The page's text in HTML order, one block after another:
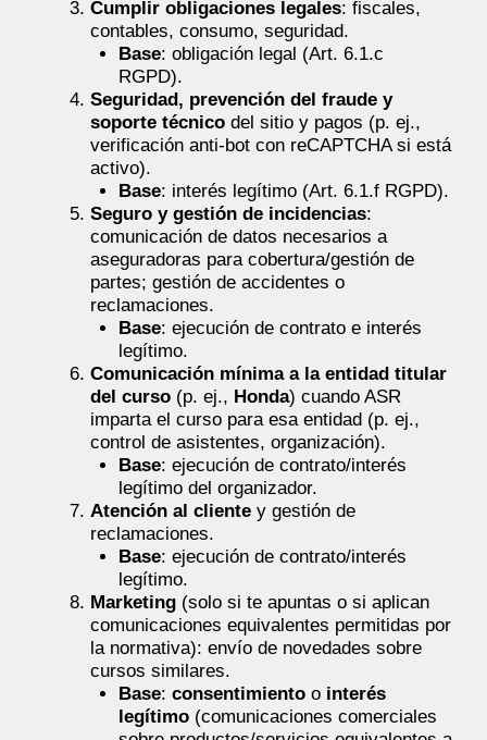
Cumplir obligaciones legales: fiscales,
contables, consumo, seguridad.
Base: obligación legal (Art. 6.1.c
RGPD).
Seguridad, prevención del fraude y
soporte técnico del sitio y pagos (p. ej.,
verificación anti-bot con reCAPTCHA si está
activo).
Base: interés legítimo (Art. 6.1.f RGPD).
Seguro y gestión de incidencias:
comunicación de datos necesarios a
aseguradoras para cobertura/gestión de
partes; gestión de accidentes o
reclamaciones.
Base: ejecución de contrato e interés
legítimo.
Comunicación mínima a la entidad titular
del curso (p. ej., Honda) cuando ASR
imparta el curso para esa entidad (p. ej.,
control de asistentes, organización).
Base: ejecución de contrato/interés
legítimo del organizador.
Atención al cliente y gestión de
reclamaciones.
Base: ejecución de contrato/interés
legítimo.
Marketing (solo si te apuntas o si aplican
comunicaciones equivalentes permitidas por
la normativa): envío de novedades sobre
cursos similares.
Base: consentimientoo interés
legítimo(comunicaciones comerciales